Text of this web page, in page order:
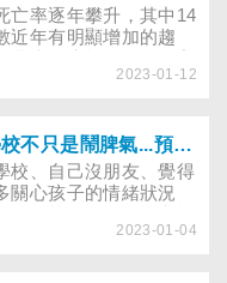
亡率逐年攀升，其中14
近年有明顯增加的趨
將證實學校推動以積極
2023-01-12
當孩子說討厭學校不只是鬧脾氣...預防兒童憂鬱症注意4現象
校、自己沒朋友、覺得
關心孩子的情緒狀況
鬱症狀的核心現象，宜
2023-01-04